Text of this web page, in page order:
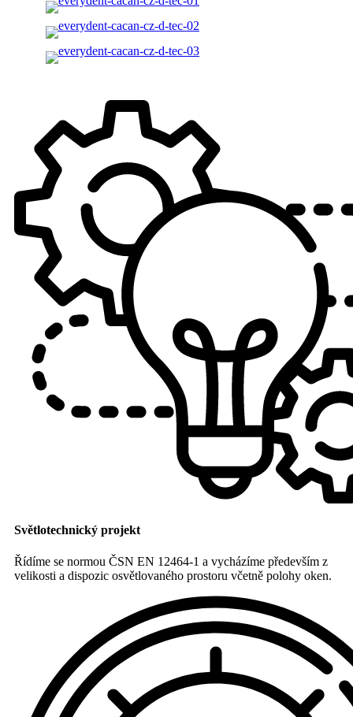
Světlotechnický projekt
Řídíme se normou ČSN EN 12464-1 a vycházíme především z
velikosti a dispozic osvětlovaného prostoru včetně polohy oken.